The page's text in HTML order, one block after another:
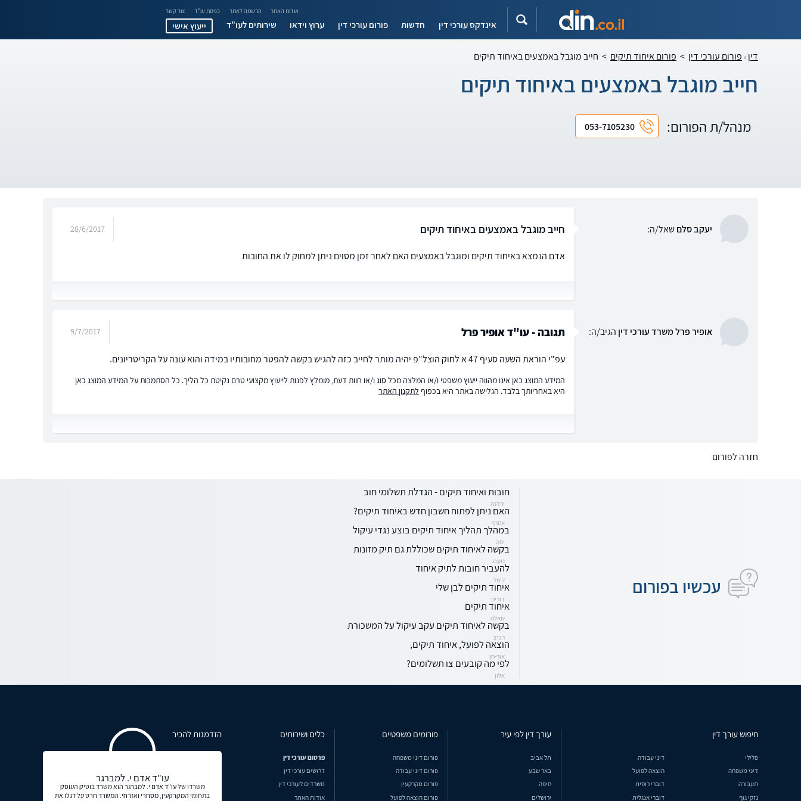
אודות האתר הרשמה לאתר כניסת עו"ד צור קשר
אינדקס עורכי דין חדשות פורום עורכי דין ערוץ וידאו שירותים לעו"ד ייעוץ אישי
דין פורום עורכי דין > פורום איחוד תיקים > חייב מוגבל באמצעים באיחוד תיקים
חייב מוגבל באמצעים באיחוד תיקים
מנהל/ת הפורום: 053-7105230
יעקב סלםשאל/ה: חייב מוגבל באמצעים באיחוד תיקים 28/6/2017
אדם הנמצא באיחוד תיקים ומוגבל באמצעים האם לאחר זמן מסוים ניתן למחוק לו את החובות
אופיר פרל משרד עורכי דין הגיב/ה: תגובה - עו"ד אופיר פרל 9/7/2017
עפ"י הוראת השעה סעיף 47 א לחוק הוצל"פ יהיה מותר לחייב כזה להגיש בקשה להפטר מחובותיו במידה והוא עונה על הקריטריונים.
המידע המוצג כאן אינו מהווה ייעוץ משפטי ו/או המלצה מכל סוג ו/או חוות דעת, מומלץ לפנות לייעוץ מקצועי טרם נקיטת כל הליך. כל הסתמכות על המידע המוצג כאן
היא באחריותך בלבד. הגלישה באתר היא בכפוף לתקנון האתר
חזרה לפורום
עכשיו בפורום
חובות ואיחוד תיקים - הגדלת תשלומי חוב
ירדנה
האם ניתן לפתוח חשבון חדש באיחוד תיקים?
אסרף
במהלך תהליך איחוד תיקים בוצע נגדי עיקול
יפה
בקשה לאיחוד תיקים שכוללת גם תיק מזונות
נועם
להעביר חובות לתיק איחוד
ליטל
איחוד תיקים לבן שלי
דוריס
איחוד תיקים
שאלה
בקשה לאיחוד תיקים עקב עיקול על המשכורת
רביב
הוצאה לפועל, איחוד תיקים,
אור-חן
לפי מה קובעים צו תשלומים?
אלון
חיפוש עורך דין
פלילי
דיני עבודה
דיני משפחה
הוצאה לפועל
תעבורה
דוברי רוסית
נזקי גוף
דוברי אנגלית
עורך דין לפי עיר
תל אביב
באר שבע
חיפה
ירושלים
פורומים משפטיים
פורום דיני משפחה
פורום דיני עבודה
פורום מקרקעין
פורום הוצאה לפועל
כלים ושירותים
פרסום עורכי דין
דרושים עורכי דין
משרדים לעורכי דין
אודות האתר
הזדמנות להכיר
עו"ד אדם י. למברגר
משרדו של עו"ד אדם י. למברגר הוא משרד בוטיק העוסק
בתחומי המקרקעין, מסחרי ואזרחי. המשרד חרט על דגלו את